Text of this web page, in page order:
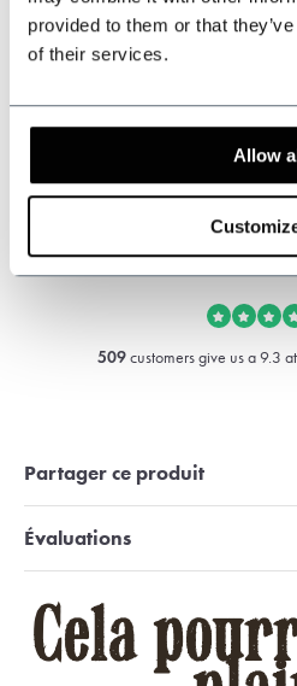
provided to them or that
of their services.
Allow
sales@shelbybrothers.com
509customers give us a 9.3 at
Partager ce produit
Évaluations
Cela